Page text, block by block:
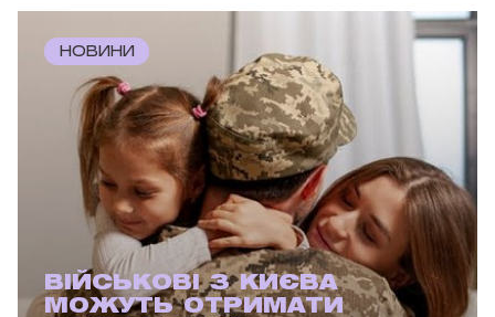
НОВИНИ
ВІЙСЬКОВІ З КИЄВА
МОЖУТЬ ОТРИМАТИ